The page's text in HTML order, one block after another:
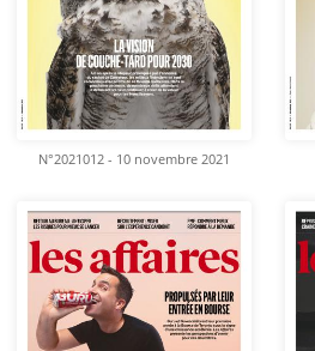
N°2021012 - 10 novembre 2021